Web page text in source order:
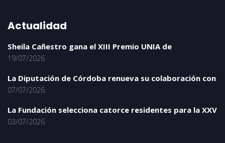
Actualidad
Sheila Cañestro gana el XIII Premio UNIA de
19/07/2026
La Diputación de Córdoba renueva su colaboración con
07/07/2026
La Fundación selecciona catorce residentes para la XXV
03/07/2026